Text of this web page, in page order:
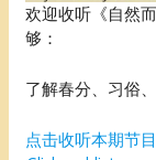
欢迎收听《自然
够：
了解春分、习俗、
点击收听本期节目